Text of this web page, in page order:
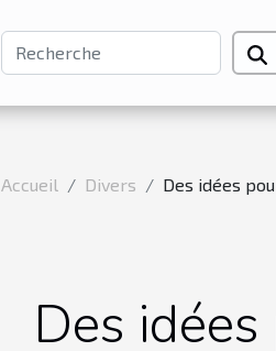
Accueil Divers Des idées
Des